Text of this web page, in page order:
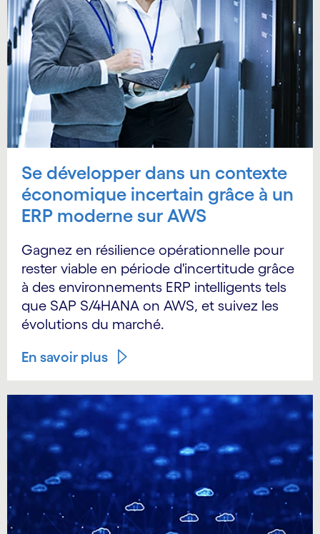
Se développer dans un contexte
économique incertain grâce à un
ERP moderne sur AWS
Gagnez en résilience opérationnelle pour
rester viable en période d'incertitude grâce
à des environnements ERP intelligents tels
que SAP S/4HANA on AWS, et suivez les
évolutions du marché.
En savoir plus